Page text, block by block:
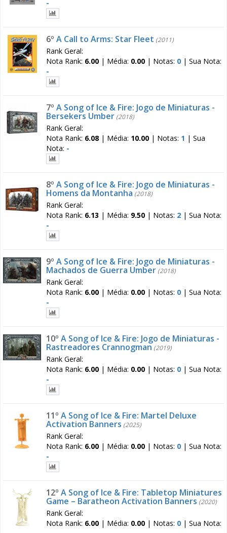
-
6º A Call to Arms: Star Fleet (2011)
Rank Geral:
Nota Rank: 6.00 | Média: 0.00 | Notas: 0 | Sua Nota:
-
7º A Song of Ice & Fire: Jogo de Miniaturas -
Bersekers Umber (2018)
Rank Geral:
Nota Rank: 6.08 | Média: 10.00 | Notas: 1 | Sua
Nota: -
8º A Song of Ice & Fire: Jogo de Miniaturas -
Homens da Montanha (2018)
Rank Geral:
Nota Rank: 6.13 | Média: 9.50 | Notas: 2 | Sua Nota:
-
9º A Song of Ice & Fire: Jogo de Miniaturas -
Machados de Guerra Umber (2018)
Rank Geral:
Nota Rank: 6.00 | Média: 0.00 | Notas: 0 | Sua Nota:
-
10º A Song of Ice & Fire: Jogo de Miniaturas -
Rastreadores Crannogman (2019)
Rank Geral:
Nota Rank: 6.00 | Média: 0.00 | Notas: 0 | Sua Nota:
-
11º A Song of Ice & Fire: Martel Deluxe
Activation Banners (2025)
Rank Geral:
Nota Rank: 6.00 | Média: 0.00 | Notas: 0 | Sua Nota:
-
12º A Song of Ice & Fire: Tabletop Miniatures
Game – Baratheon Activation Banners (2020)
Rank Geral:
Nota Rank: 6.00 | Média: 0.00 | Notas: 0 | Sua Nota: